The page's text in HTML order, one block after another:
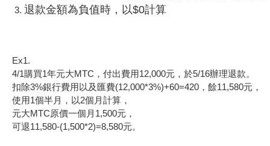
退款金額為負值時，以$0計算
Ex1.
4/1購買1年元大MTC，付出費用12,000元，於5/16辦理退款。
扣除3%銀行費用以及匯費(12,000*3%)+60=420，餘11,580元，
使用1個半月，以2個月計算，
元大MTC原價一個月1,500元，
可退11,580-(1,500*2)=8,580元。